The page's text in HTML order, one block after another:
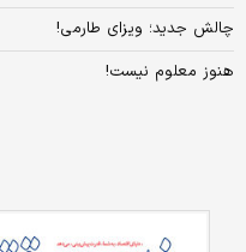
چالش جدید؛ ویزای طارمی!
هنوز معلوم نیست!